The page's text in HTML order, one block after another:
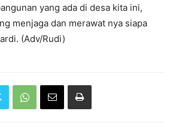
yang ada di desa kita ini,
menjaga dan merawat nya siapa
(Adv/Rudi)